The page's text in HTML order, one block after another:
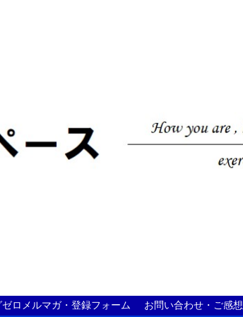
ゼロメルマガ・登録フォーム お問い合わせ・ご感想